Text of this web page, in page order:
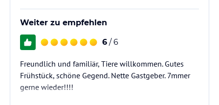
Weiter zu empfehlen
6 / 6
Freundlich und familiär, Tiere willkommen. Gutes
Frühstück, schöne Gegend. Nette Gastgeber. 7mmer
gerne wieder!!!!